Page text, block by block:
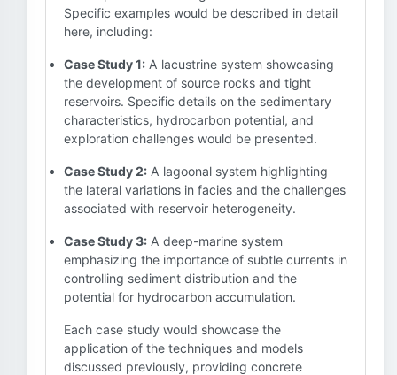
Specific examples would be described in detail
here, including:
Case Study 1: A lacustrine system showcasing
the development of source rocks and tight
reservoirs. Specific details on the sedimentary
characteristics, hydrocarbon potential, and
exploration challenges would be presented.
Case Study 2: A lagoonal system highlighting
the lateral variations in facies and the challenges
associated with reservoir heterogeneity.
Case Study 3: A deep-marine system
emphasizing the importance of subtle currents in
controlling sediment distribution and the
potential for hydrocarbon accumulation.
Each case study would showcase the
application of the techniques and models
discussed previously, providing concrete